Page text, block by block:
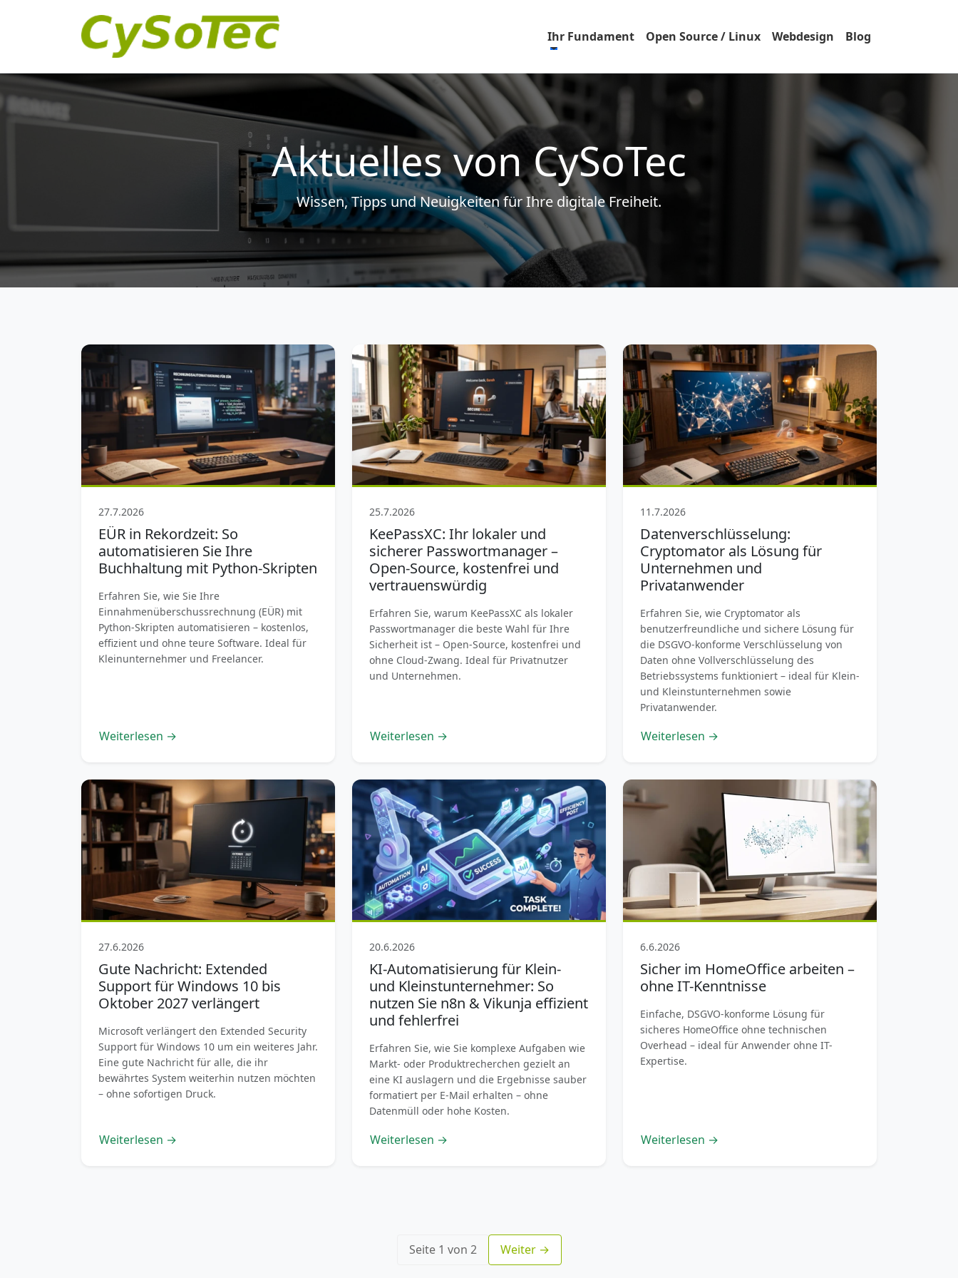
Ihr Fundament Open Source / Linux Webdesign Blog
Aktuelles von CySoTec
Wissen, Tipps und Neuigkeiten für Ihre digitale Freiheit.
27.7.2026
EÜR in Rekordzeit: So
automatisieren Sie Ihre
Buchhaltung mit Python-Skripten
Erfahren Sie, wie Sie Ihre
Einnahmenüberschussrechnung (EÜR) mit
Python-Skripten automatisieren – kostenlos,
effizient und ohne teure Software. Ideal für
Kleinunternehmer und Freelancer.
Weiterlesen →
25.7.2026
KeePassXC: Ihr lokaler und
sicherer Passwortmanager –
Open-Source, kostenfrei und
vertrauenswürdig
Erfahren Sie, warum KeePassXC als lokaler
Passwortmanager die beste Wahl für Ihre
Sicherheit ist – Open-Source, kostenfrei und
ohne Cloud-Zwang. Ideal für Privatnutzer
und Unternehmen.
Weiterlesen →
11.7.2026
Datenverschlüsselung:
Cryptomator als Lösung für
Unternehmen und
Privatanwender
Erfahren Sie, wie Cryptomator als
benutzerfreundliche und sichere Lösung für
die DSGVO-konforme Verschlüsselung von
Daten ohne Vollverschlüsselung des
Betriebssystems funktioniert – ideal für Klein-
und Kleinstunternehmen sowie
Privatanwender.
Weiterlesen →
27.6.2026
Gute Nachricht: Extended
Support für Windows 10 bis
Oktober 2027 verlängert
Microsoft verlängert den Extended Security
Support für Windows 10 um ein weiteres Jahr.
Eine gute Nachricht für alle, die ihr
bewährtes System weiterhin nutzen möchten
– ohne sofortigen Druck.
Weiterlesen →
20.6.2026
KI-Automatisierung für Klein-
und Kleinstunternehmer: So
nutzen Sie n8n & Vikunja effizient
und fehlerfrei
Erfahren Sie, wie Sie komplexe Aufgaben wie
Markt- oder Produktrecherchen gezielt an
eine KI auslagern und die Ergebnisse sauber
formatiert per E-Mail erhalten – ohne
Datenmüll oder hohe Kosten.
Weiterlesen →
6.6.2026
Sicher im HomeOffice arbeiten –
ohne IT-Kenntnisse
Einfache, DSGVO-konforme Lösung für
sicheres HomeOffice ohne technischen
Overhead – ideal für Anwender ohne IT-
Expertise.
Weiterlesen →
Seite 1 von 2 Weiter →